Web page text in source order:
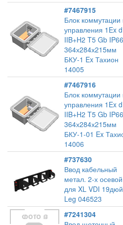
#7467915
Блок коммутации
управления 1Ex d
IIB+H2 T5 Gb IP66
364х284х215мм
БКУ-1 Ex Тахион
14005
#7467916
Блок коммутации
управления 1Ex d
IIB+H2 T5 Gb IP66
364х284х215мм
БКУ-1-01 Ex
14006
#737630
Ввод кабельный
метал. 2-х
для XL VDI
Leg 046523
#7241304